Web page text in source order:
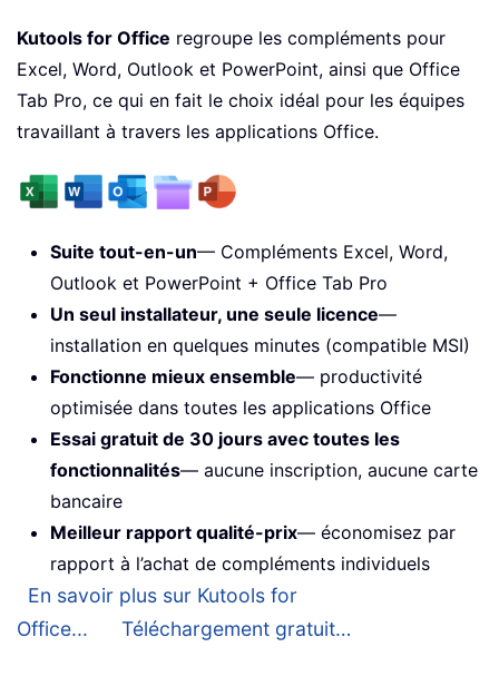
Kutools for Office regroupe les compléments pour
Excel, Word, Outlook et PowerPoint, ainsi que Office
Tab Pro, ce qui en fait le choix idéal pour les équipes
travaillant à travers les applications Office.
Suite tout-en-un— Compléments Excel, Word,
Outlook et PowerPoint + Office Tab Pro
Un seul installateur, une seule licence—
installation en quelques minutes (compatible MSI)
Fonctionne mieux ensemble— productivité
optimisée dans toutes les applications Office
Essai gratuit de 30 jours avec toutes les
fonctionnalités— aucune inscription, aucune carte
bancaire
Meilleur rapport qualité-prix— économisez par
rapport à l’achat de compléments individuels
En savoir plus sur Kutools for
Office...
Téléchargement gratuit…